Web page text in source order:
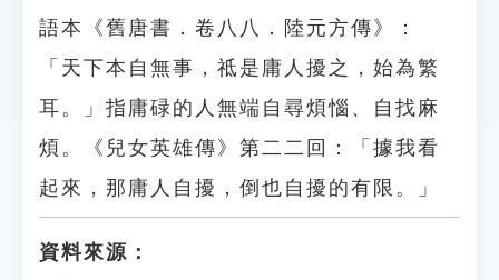
語本《舊唐書．卷八八．陸元方傳》：
「天下本自無事，祗是庸人擾之，始為繁
耳。」指庸碌的人無端自尋煩惱、自找麻
煩。《兒女英雄傳》第二二回：「據我看
起來，那庸人自擾，倒也自擾的有限。」
資料來源：